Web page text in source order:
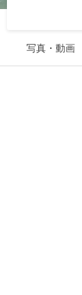
写真・動画